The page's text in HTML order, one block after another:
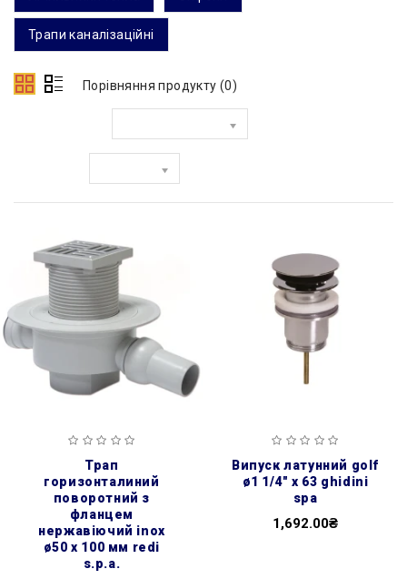
Трапи каналізаційні
Порівняння продукту (0)
трап
горизонталиний
поворотний з
фланцем
нержавіючий inox
ø50 х 100 мм redi
s.p.a.
випуск латунний golf
ø1 1/4″ x 63 ghidini
spa
1,692.00₴